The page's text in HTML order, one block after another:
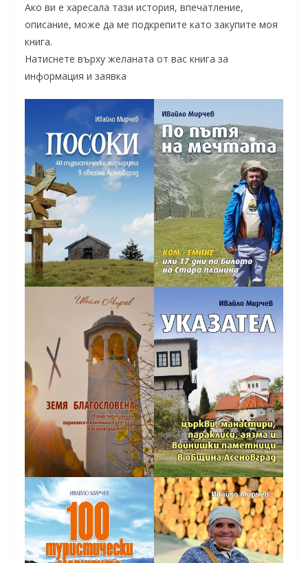
Ако ви е харесала тази история, впечатление,
описание, може да ме подкрепите като закупите моя
книга.
Натиснете върху желаната от вас книга за
информация и заявка